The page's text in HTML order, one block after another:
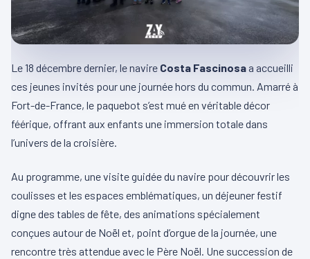
Le 18 décembre dernier, le navire Costa Fascinosa a accueilli
ces jeunes invités pour une journée hors du commun. Amarré à
Fort-de-France, le paquebot s’est mué en véritable décor
féérique, offrant aux enfants une immersion totale dans
l’univers de la croisière.
Au programme, une visite guidée du navire pour découvrir les
coulisses et les espaces emblématiques, un déjeuner festif
digne des tables de fête, des animations spécialement
conçues autour de Noël et, point d’orgue de la journée, une
rencontre très attendue avec le Père Noël. Une succession de